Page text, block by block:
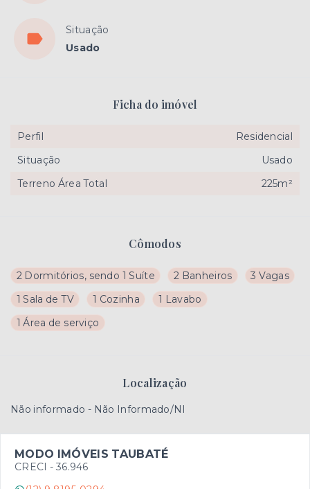
Situação
Usado
Cômodos
2 Dormitórios, sendo 1 Suíte 2 Banheiros
3 Vagas
1 Sala de TV
1 Cozinha
1 Lavabo
1 Área de serviço
Localização
Não informado - Não Informado/NI
Ficha do imóvel
Perfil
Residencial
Situação
Usado
Terreno Área Total
225m²
MODO IMÓVEIS TAUBATÉ
CRECI - 36.946